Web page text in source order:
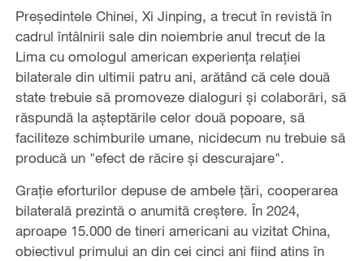
Președintele Chinei, Xi Jinping, a trecut în revistă în
cadrul întâlnirii sale din noiembrie anul trecut de la
Lima cu omologul american experiența relației
bilaterale din ultimii patru ani, arătând că cele două
state trebuie să promoveze dialoguri și colaborări, să
răspundă la așteptările celor două popoare, să
faciliteze schimburile umane, nicidecum nu trebuie să
producă un "efect de răcire și descurajare".
Grație eforturilor depuse de ambele țări, cooperarea
bilaterală prezintă o anumită creștere. În 2024,
aproape 15.000 de tineri americani au vizitat China,
obiectivul primului an din cei cinci ani fiind atins în